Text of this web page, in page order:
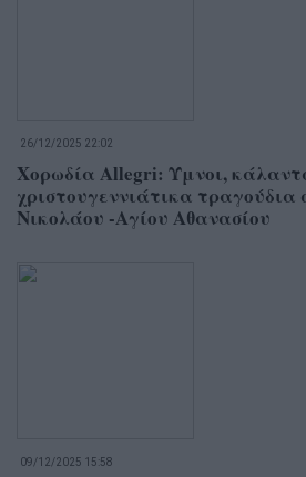
26/12/2025 22:02
Χορωδία Allegri: Ύμνοι,
χριστουγεννιάτικα τραγούδια
Νικολάου -Αγίου Αθανασίου
09/12/2025 15:58